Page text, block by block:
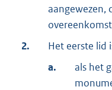
aangewezen,
2.
Het eerste lid
a.
als het